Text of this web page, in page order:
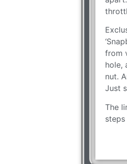
from
hole,
nut.
Just
The